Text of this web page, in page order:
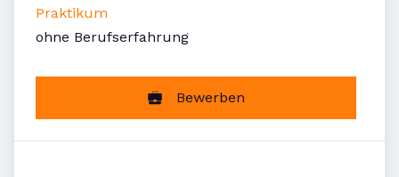
Praktikum
ohne Berufserfahrung
Bewerben